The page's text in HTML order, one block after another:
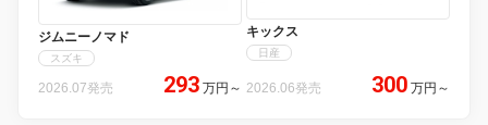
ジムニーノマド
スズキ
2026.07発売 293 万円 ～
キックス
日産
2026.06発売 300 万円 ～